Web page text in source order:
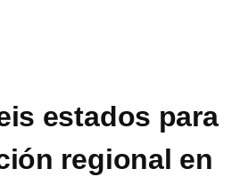
estados para
regional en